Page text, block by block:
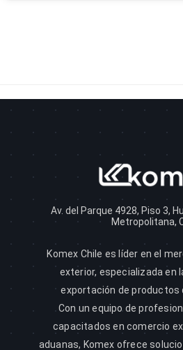
Av. del Parque 4928, Piso 3,
Metropolitana,
Komex Chile es líder en el
exterior, especializada en
exportación de productos
Con un equipo de
capacitados en comercio
aduanas, Komex ofrece